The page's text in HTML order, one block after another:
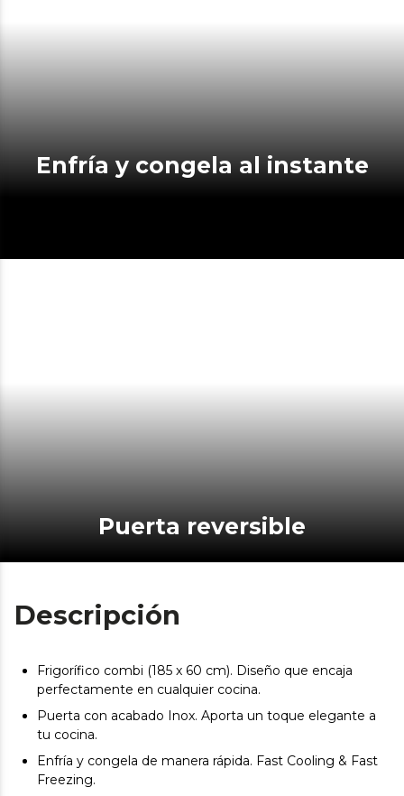
Enfría y congela al instante
Puerta reversible
Descripción
Frigorífico combi (185 x 60 cm). Diseño que encaja
perfectamente en cualquier cocina.
Puerta con acabado Inox. Aporta un toque elegante a
tu cocina.
Enfría y congela de manera rápida. Fast Cooling & Fast
Freezing.